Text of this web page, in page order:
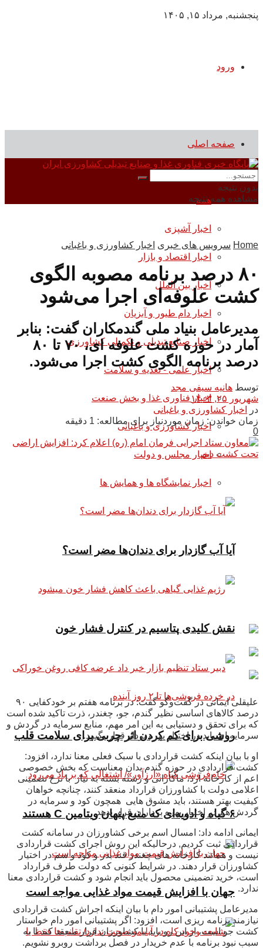
پنجشنبه, مرداد ۱۵, ۱۴۰۵
ورود
صفحه اصلی
سرویس های خبری
همه
اخبار آشپزی
اخبار اقتصاد و بازار
اخبار بین الملل
اخبار دام طیور و آبزیان
اخبار صنایع تبدیلی و تکمیلی کشاورزی
اخبار علمی - تغذیه و سلامت
اخبار فناوری غذا و بخش صنعت
اخبار کشاورزی و باغبانی
اخبار مجلس و دولت
اخبار نمایشگاه ها و همایش ها
آیا آب گازدار برای دندان‌ها مضر است؟
نقش کلیدی پتاسیم در کنترل فشار خون
روشی برای کم کردن اثر چربی برای سلامت قلب
۶ گیاه و ادویه‌ای که منبع پنهان ویتامین C هستند
جهان با افزایش قیمت مواد غذایی مواجه است
بدون نتیجه
مشاهده همه نتیجه
Home سرویس های خبری اخبار کشاورزی و باغبانی
۸۰ درصد برنامه مصوبه الگوی
کشت علوفه‌ای اجرا می‌شود
مدیرعامل بنیاد ملی گندمکاران گفت: بنابر
آمار در حوزه کشت علوفه ای، ۷۰ تا ۸۰
درصد برنامه الگوی کشت اجرا می‌شود.
توسط هانیه سیفی مجد
شهریور ۲۵, ۱۴۰۳
در
اخبار کشاورزی و باغبانی
زمان خواندن: زمان موردنیاز برای مطالعه: 1 دقیقه
0
علیقلی ایمانی در گفت‌وگو گفت: در برنامه هفتم بر خودکفایی ۹۰
درصد کالاهای اساسی نظیر گندم، جو، چغندر، ذرت تاکید شده است
که برای تحقق و دستیابی به این امر مهم، منابع سرمایه در گردش و
سرمایه ای باید در اختیار بهره بردار قرار بگیرد.
او با بیان اینکه کشت قراردادی با سبک فعلی معنا ندارد، افزود:
کشت قراردادی در حوزه گندم بدان معناست که بخش خصوصی
اعم از کارخانه آرد، ماکارانی و رشته بسته به نیاز با نرخ تضمینی
اعلامی دولت با کشاورزان قرارداد منعقد کنند، چنانچه خواهان
کیفیت بهتر هستند، باید مشوق هایی همچون کود و سرمایه در
گردش هم در اختیار بهره برداران قرار بدهد.
ایمانی ادامه داد: امسال اسم برخی کشاورزان در سامانه کشت
قراردادی ثبت کردیم, درحالیکه این روش اجرای کشت قراردادی
نیست و همانند کارخانه های چغندر قند بذر و کود و سم در اختیار
کشاورزان قرار دهند. در شرایط کنونی که دولت طرف قرارداد
است، خرید تضمینی محصول باید انجام شود و کشت قراردادی معنا
ندارد.
مدیرعامل پشتیبانی امور دام با بیان اینکه اجراش کشت قراردادی
نیازمند برنامه ریزی است، افزود: اگر پشتیبانی امور دام خواستار
کشت جو است، از این رو باید با کشاورزان قرار منعقد کند تا به
سبب نبود برنامه با عدم خریدار در فصل برداشت روبرو نشویم.